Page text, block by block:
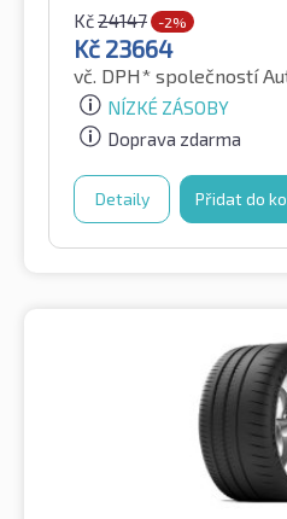
Kč24147 -2%
Kč 23664
vč. DPH* společností
NÍZKÉ ZÁSOBY
Doprava zdarma
Detaily Přidat do